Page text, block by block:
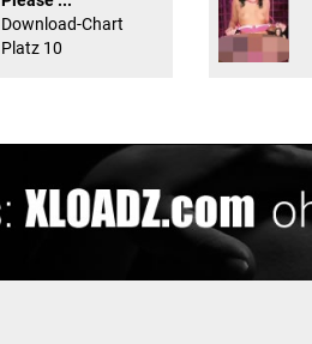
Download-Chart
Platz 10